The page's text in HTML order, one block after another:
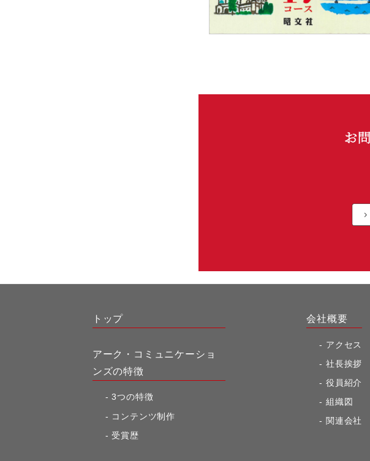
トップ
アーク・コミュニケーショ
ンズの特徴
3つの特徴
コンテンツ制作
受賞歴
会社概要
アクセス
社長挨拶
役員紹介
組織図
関連会社